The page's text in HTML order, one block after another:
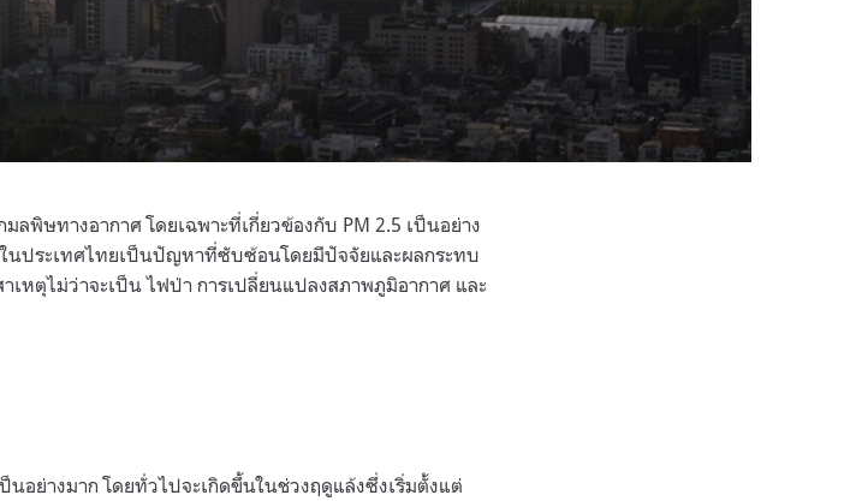
พิษทางอากาศ โดยเฉพาะที่เกี่ยวข้องกับ PM 2.5 เป็นอย่าง
นประเทศไทยเป็นปัญหาที่ซับซ้อนโดยมีปัจจัยและผลกระทบ
หตุไม่ว่าจะเป็น ไฟป่า การเปลี่ยนแปลงสภาพภูมิอากาศ และ
อย่างมาก โดยทั่วไปจะเกิดขึ้นในช่วงฤดูแล้งซึ่งเริ่มตั้งแต่